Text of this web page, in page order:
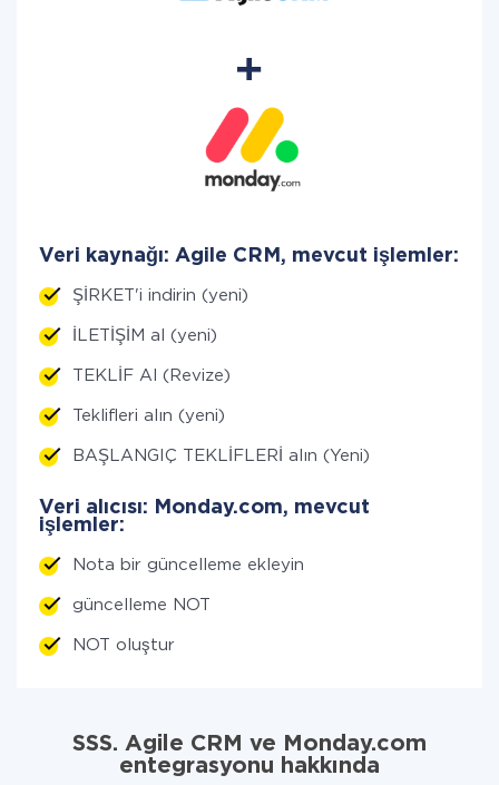
Veri kaynağı: Agile CRM, mevcut işlemler:
ŞİRKET'i indirin (yeni)
İLETİŞİM al (yeni)
TEKLİF Al (Revize)
Teklifleri alın (yeni)
BAŞLANGIÇ TEKLİFLERİ alın (Yeni)
Veri alıcısı: Monday.com, mevcut
işlemler:
Nota bir güncelleme ekleyin
güncelleme NOT
NOT oluştur
SSS. Agile CRM ve Monday.com
entegrasyonu hakkında